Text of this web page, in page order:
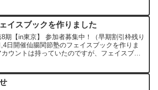
イスブックを作りました
期【in東京】 参加者募集中！（早期割引枠残り
日開催仙腸関節塾のフェイスブックを作りま
ウントは持っていたのですが、フェイスブッ